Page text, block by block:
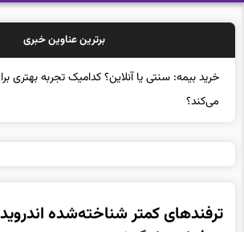
برترین عناوین خبری
خرید
حرفه‌ای‌تر از گوشی